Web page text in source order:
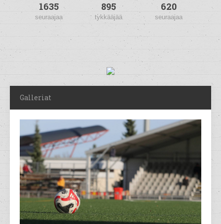
1635
seuraajaa
895
tykkääjää
620
seuraajaa
Galleriat